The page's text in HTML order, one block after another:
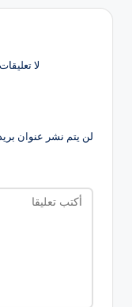
لا
لن يتم نشر عنوان